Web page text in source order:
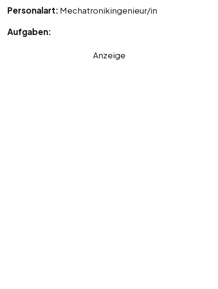
Personalart: Mechatronikingenieur/in
Aufgaben:
Anzeige